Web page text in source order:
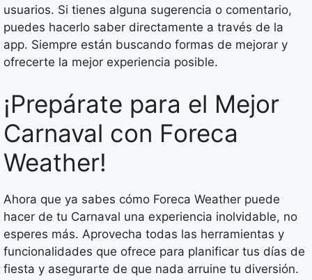
usuarios. Si tienes alguna sugerencia o comentario,
puedes hacerlo saber directamente a través de la
app. Siempre están buscando formas de mejorar y
ofrecerte la mejor experiencia posible.
¡Prepárate para el Mejor
Carnaval con Foreca
Weather!
Ahora que ya sabes cómo Foreca Weather puede
hacer de tu Carnaval una experiencia inolvidable, no
esperes más. Aprovecha todas las herramientas y
funcionalidades que ofrece para planificar tus días de
fiesta y asegurarte de que nada arruine tu diversión.